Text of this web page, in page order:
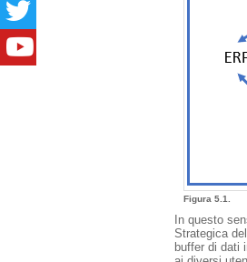
Figura 5.1.
In questo
Strategica
buffer di dati